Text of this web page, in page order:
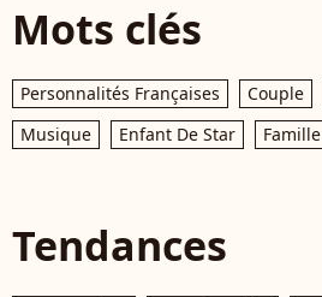
Mots clés
Personnalités Françaises Couple
Musique
Enfant De Star Famille
Tendances